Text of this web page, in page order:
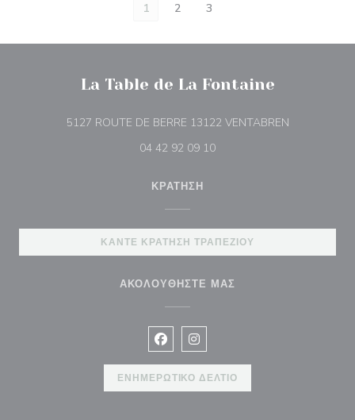
1 2 3
La Table de La Fontaine
5127 ROUTE DE BERRE 13122 VENTABREN((ανοίγει σε
04 42 92 09 10
ΚΡΆΤΗΣΗ
ΚΆΝΤΕ ΚΡΆΤΗΣΗ ΤΡΑΠΕΖΙΟΎ
ΑΚΟΛΟΥΘΉΣΤΕ ΜΑΣ
Facebook ((ανοίγει σε νέο
Instagram ((ανοίγει σε νέο
ΕΝΗΜΕΡΩΤΙΚΌ ΔΕΛΤΊΟ